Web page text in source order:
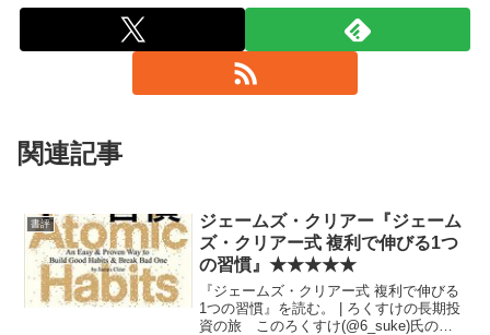
関連記事
書評
ジェームズ・クリアー『ジェーム
ズ・クリアー式 複利で伸びる1つ
の習慣』★★★★★
『ジェームズ・クリアー式 複利で伸びる
1つの習慣』を読む。 | ろくすけの長期投
資の旅 このろくすけ(@6_suke)氏の記